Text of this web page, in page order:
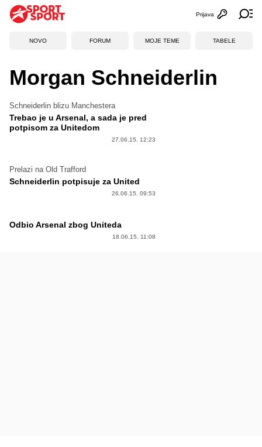
Otvori
Prijava
NOVO FORUM MOJE TEME TABELE
Morgan Schneiderlin
Schneiderlin blizu Manchestera
Trebao je u Arsenal, a sada je pred
potpisom za Unitedom
27.06.15. 12:23
Prelazi na Old Trafford
Schneiderlin potpisuje za United
26.06.15. 09:53
Odbio Arsenal zbog Uniteda
18.06.15. 11:08